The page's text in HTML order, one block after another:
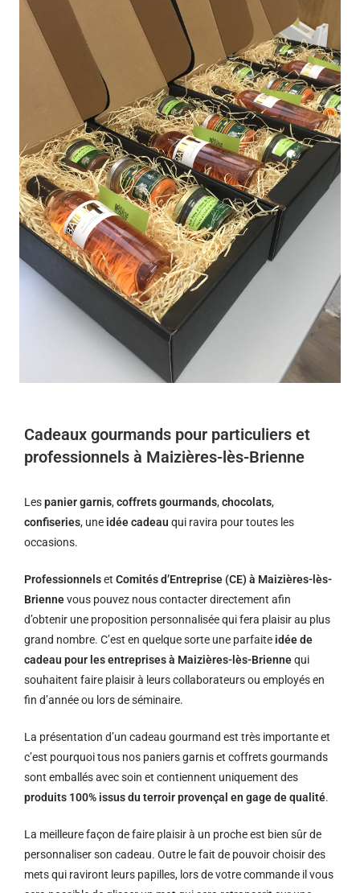
Cadeaux gourmands pour particuliers et
professionnels à Maizières-lès-Brienne
Lespanier garnis,coffrets gourmands,chocolats,
confiseries, une idée cadeau qui ravira pour toutes les
occasions.
Professionnelset Comités d’Entreprise (CE) à Maizières-lès-
Briennevous pouvez nous contacter directement afin
d’obtenir une proposition personnalisée qui fera plaisir au plus
grand nombre. C’est en quelque sorte une parfaite idée de
cadeau pour les entreprises à Maizières-lès-Briennequi
souhaitent faire plaisir à leurs collaborateurs ou employés en
fin d’année ou lors de séminaire.
La présentation d’un cadeau gourmand est très importante et
c’est pourquoi tous nos paniers garnis et coffrets gourmands
sont emballés avec soin et contiennent uniquement des
produits 100% issus du terroir provençal en gage de qualité.
La meilleure façon de faire plaisir à un proche est bien sûr de
personnaliser son cadeau. Outre le fait de pouvoir choisir des
mets qui raviront leurs papilles, lors de votre commande il vous